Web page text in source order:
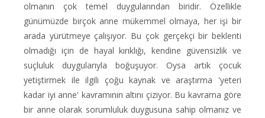
olmanın çok temel duygularından biridir. Özellikle
günümüzde birçok anne mükemmel olmaya, her işi bir
arada yürütmeye çalışıyor. Bu çok gerçekçi bir beklenti
olmadığı için de hayal kırıklığı, kendine güvensizlik ve
suçluluk duygularıyla boğuşuyor. Oysa artık çocuk
yetiştirmek ile ilgili çoğu kaynak ve araştırma 'yeteri
kadar iyi anne' kavramının altını çiziyor. Bu kavrama göre
bir anne olarak sorumluluk duygusuna sahip olmanız ve